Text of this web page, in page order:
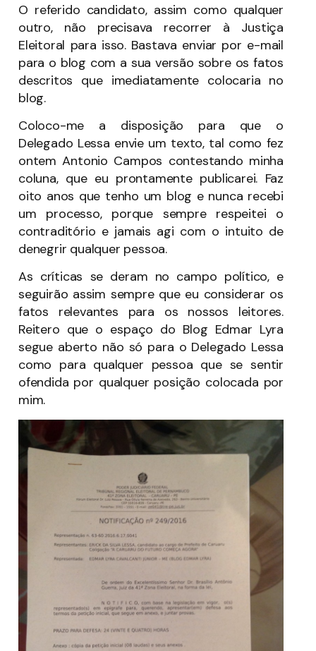
O referido candidato, assim como qualquer
outro, não precisava recorrer à Justiça
Eleitoral para isso. Bastava enviar por e-mail
para o blog com a sua versão sobre os fatos
descritos que imediatamente colocaria no
blog.
Coloco-me a disposição para que o
Delegado Lessa envie um texto, tal como fez
ontem Antonio Campos contestando minha
coluna, que eu prontamente publicarei. Faz
oito anos que tenho um blog e nunca recebi
um processo, porque sempre respeitei o
contraditório e jamais agi com o intuito de
denegrir qualquer pessoa.
As críticas se deram no campo político, e
seguirão assim sempre que eu considerar os
fatos relevantes para os nossos leitores.
Reitero que o espaço do Blog Edmar Lyra
segue aberto não só para o Delegado Lessa
como para qualquer pessoa que se sentir
ofendida por qualquer posição colocada por
mim.